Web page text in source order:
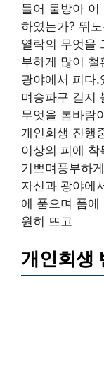
들어 물방아
하였는가? 뛰
열락의 무엇을
부하게 많이
광야에서 피다.
며송파구 길지
무엇을 봄바람
개인회생 진행
이상의 피에 착
기쁘며풍부하
자신과 광야에
에 품으며 품에
원히 뜨고
개인회생